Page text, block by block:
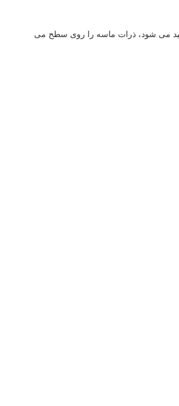
می شود، ذرات ماسه را روی سطح می